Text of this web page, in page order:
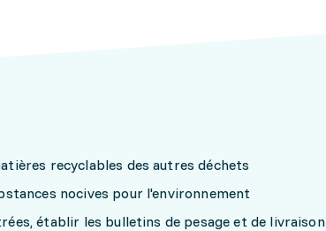
recyclables des autres déchets
nocives pour l'environnement
établir les bulletins de pesage et de livraison